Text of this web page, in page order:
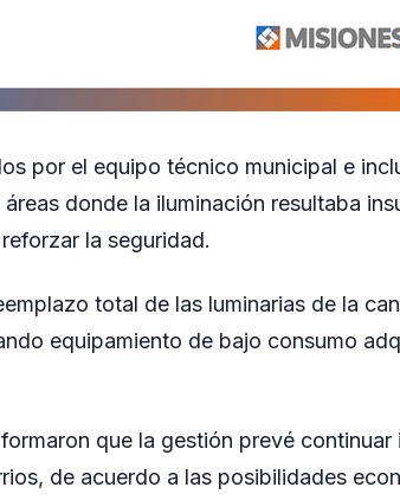
por el equipo técnico municipal e
áreas donde la iluminación resultaba
la seguridad.
total de las luminarias de la
equipamiento de bajo consumo
que la gestión prevé
de acuerdo a las posibilidades